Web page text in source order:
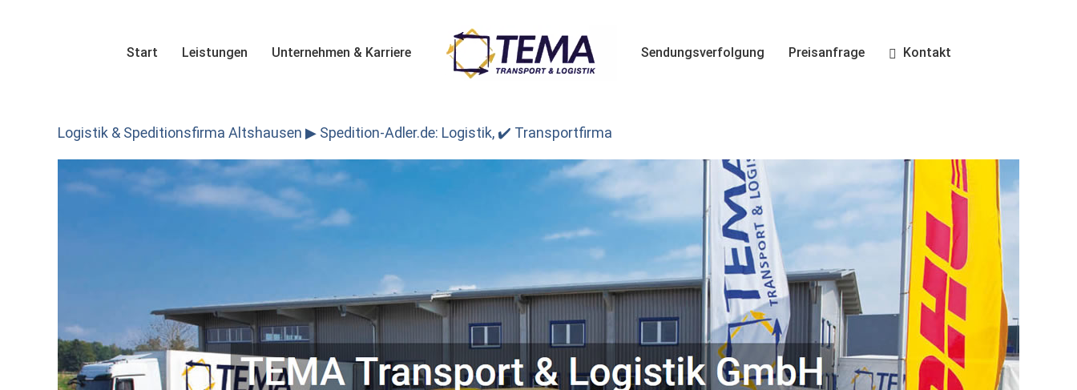
Start Leistungen Unternehmen & Karriere Sendungsverfolgung Preisanfrage Kontakt
Logistik & Speditionsfirma Altshausen ▶︎ Spedition-Adler.de: Logistik, ✔️ Transportfirma